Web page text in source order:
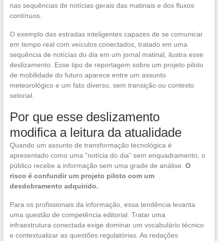
nas sequências de notícias gerais das matinais e dos fluxos
contínuos.
O exemplo das estradas inteligentes capazes de se comunicar
em tempo real com veículos conectados, tratado em uma
sequência de notícias do dia em um jornal matinal, ilustra esse
deslizamento. Esse tipo de reportagem sobre um projeto piloto
de mobilidade do futuro aparece entre um assunto
meteorológico e um fato diverso, sem transição ou contexto
setorial.
Por que esse deslizamento
modifica a leitura da atualidade
Quando um assunto de transformação tecnológica é
apresentado como uma “notícia do dia” sem enquadramento, o
público recebe a informação sem uma grade de análise. O
risco é confundir um projeto piloto com um
desdobramento adquirido.
Para os profissionais da informação, essa tendência levanta
uma questão de competência editorial. Tratar uma
infraestrutura conectada exige dominar um vocabulário técnico
e contextualizar as questões regulatórias. As redações